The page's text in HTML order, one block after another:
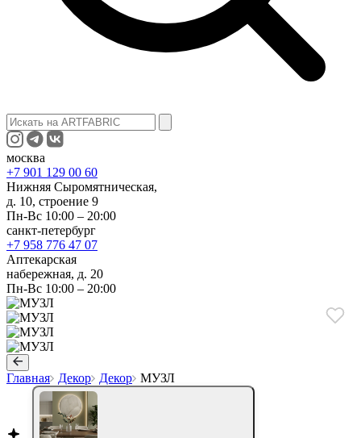
москва
+7 901 129 00 60
Нижняя Сыромятническая,
д. 10, строение 9
Пн-Вс 10:00 – 20:00
санкт-петербург
+7 958 776 47 07
Аптекарская
набережная, д. 20
Пн-Вс 10:00 – 20:00
Главная Декор Декор МУЗЛ